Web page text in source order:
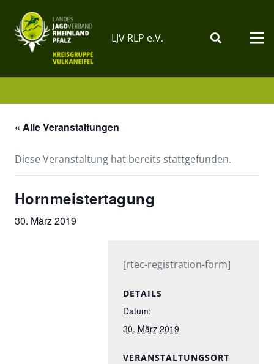
LJV RLP e.V.
« Alle Veranstaltungen
Diese Veranstaltung hat bereits stattgefunden.
Hornmeistertagung
30. März 2019
[rtec-registration-form]
DETAILS
Datum:
30. März 2019
VERANSTALTUNGSORT